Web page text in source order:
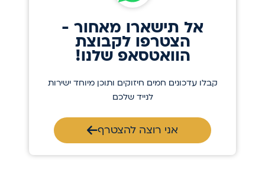
אל תישארו מאחור -
הצטרפו לקבוצת
הוואטסאפ שלנו!
קבלו עדכונים חמים חיזוקים ותוכן מיוחד ישירות
לנייד שלכם
אני רוצה להצטרף